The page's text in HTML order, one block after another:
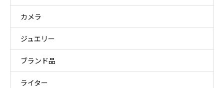
カメラ
ジュエリー
ブランド品
ライター